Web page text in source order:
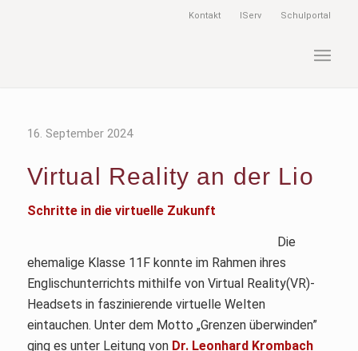
Kontakt IServ Schulportal
16. September 2024
Virtual Reality an der Lio
Schritte in die virtuelle Zukunft
Die
ehemalige Klasse 11F konnte im Rahmen ihres
Englischunterrichts mithilfe von Virtual Reality(VR)-
Headsets in faszinierende virtuelle Welten
eintauchen. Unter dem Motto „Grenzen überwinden”
ging es unter Leitung von Dr. Leonhard Krombach